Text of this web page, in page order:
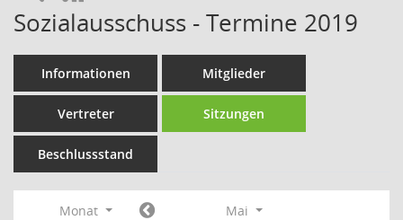
Sozialausschuss - Termine 2019
Informationen Mitglieder
Vertreter Sitzungen
Beschlussstand
Monat
Mai